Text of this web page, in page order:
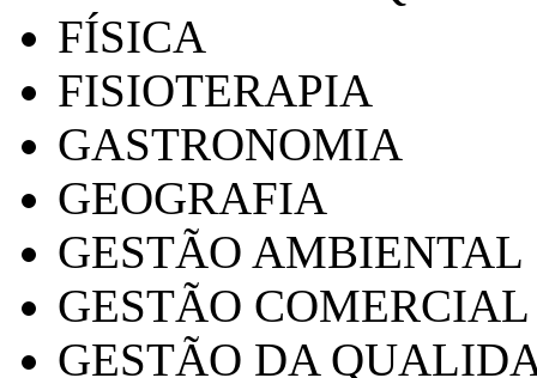
FÍSICA
FISIOTERAPIA
GASTRONOMIA
GEOGRAFIA
GESTÃO AMBIENTAL
GESTÃO COMERCIAL
GESTÃO DA